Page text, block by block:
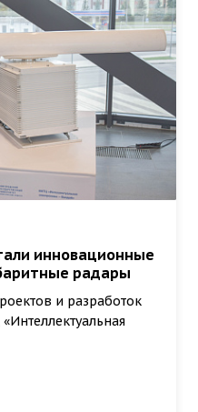
инновационные
радары
и разработок